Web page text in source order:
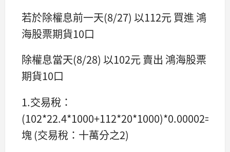
若於除權息前一天(8/27) 以112元 買進 鴻
海股票期貨10口
除權息當天(8/28) 以102元 賣出 鴻海股票
期貨10口
1.交易稅：
(102*22.4*1000+112*20*1000)*0.00002=90
塊 (交易稅：十萬分之2)